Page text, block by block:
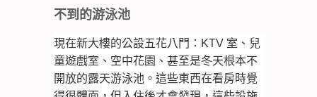
不到的游泳池
現在新大樓的公設五花八門：KTV 室、兒
童遊戲室、空中花園、甚至是冬天根本不
開放的露天游泳池。這些東西在看房時覺